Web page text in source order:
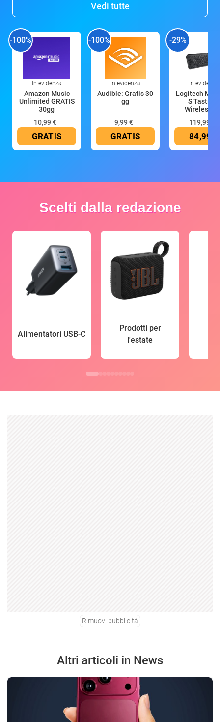
Vedi tutte
-100%
In evidenza
Amazon Music
Unlimited GRATIS
30gg
10,99 €
GRATIS
-100%
In evidenza
Audible: Gratis 30
gg
9,99 €
GRATIS
-29%
In evidenza
Logitech MX
S Tastiera
Wireless
119,99 €
84,99 €
Scelti dalla redazione
Alimentatori USB-C
Prodotti per
l'estate
Rimuovi pubblicità
Altri articoli in News